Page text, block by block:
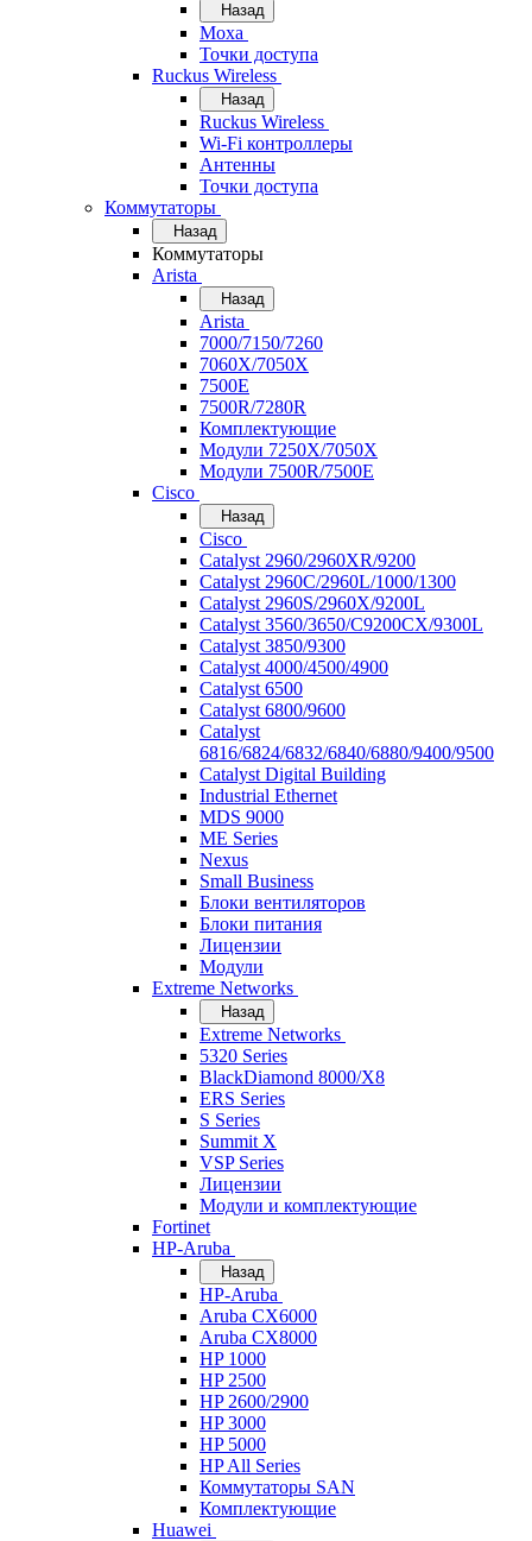
Назад
Moxa
Точки доступа
Ruckus Wireless
Назад
Ruckus Wireless
Wi-Fi контроллеры
Антенны
Точки доступа
Коммутаторы
Назад
Коммутаторы
Arista
Назад
Arista
7000/7150/7260
7060X/7050X
7500E
7500R/7280R
Комплектующие
Модули 7250X/7050X
Модули 7500R/7500E
Cisco
Назад
Cisco
Catalyst 2960/2960XR/9200
Catalyst 2960C/2960L/1000/1300
Catalyst 2960S/2960X/9200L
Catalyst 3560/3650/C9200CX/9300L
Catalyst 3850/9300
Catalyst 4000/4500/4900
Catalyst 6500
Catalyst 6800/9600
Catalyst
6816/6824/6832/6840/6880/9400/9500
Catalyst Digital Building
Industrial Ethernet
MDS 9000
ME Series
Nexus
Small Business
Блоки вентиляторов
Блоки питания
Лицензии
Модули
Extreme Networks
Назад
Extreme Networks
5320 Series
BlackDiamond 8000/X8
ERS Series
S Series
Summit X
VSP Series
Лицензии
Модули и комплектующие
Fortinet
HP-Aruba
Назад
HP-Aruba
Aruba CX6000
Aruba CX8000
HP 1000
HP 2500
HP 2600/2900
HP 3000
HP 5000
HP All Series
Коммутаторы SAN
Комплектующие
Huawei